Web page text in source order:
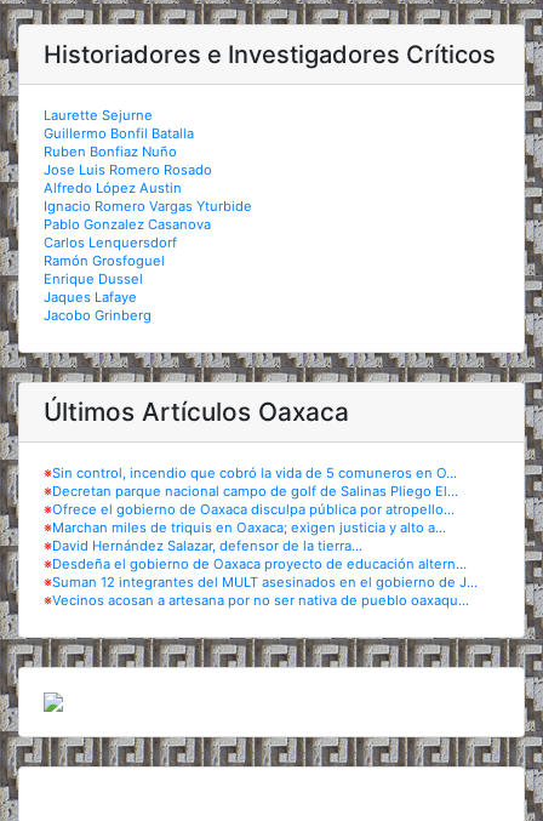
Historiadores e Investigadores Críticos
Laurette Sejurne
Guillermo Bonfil Batalla
Ruben Bonfiaz Nuño
Jose Luis Romero Rosado
Alfredo López Austin
Ignacio Romero Vargas Yturbide
Pablo Gonzalez Casanova
Carlos Lenquersdorf
Ramón Grosfoguel
Enrique Dussel
Jaques Lafaye
Jacobo Grinberg
Últimos Artículos Oaxaca
※Sin control, incendio que cobró la vida de 5 comuneros en O...
※Decretan parque nacional campo de golf de Salinas Pliego El...
※Ofrece el gobierno de Oaxaca disculpa pública por atropello...
※Marchan miles de triquis en Oaxaca; exigen justicia y alto a...
※David Hernández Salazar, defensor de la tierra...
※Desdeña el gobierno de Oaxaca proyecto de educación altern...
※Suman 12 integrantes del MULT asesinados en el gobierno de J...
※Vecinos acosan a artesana por no ser nativa de pueblo oaxaqu...